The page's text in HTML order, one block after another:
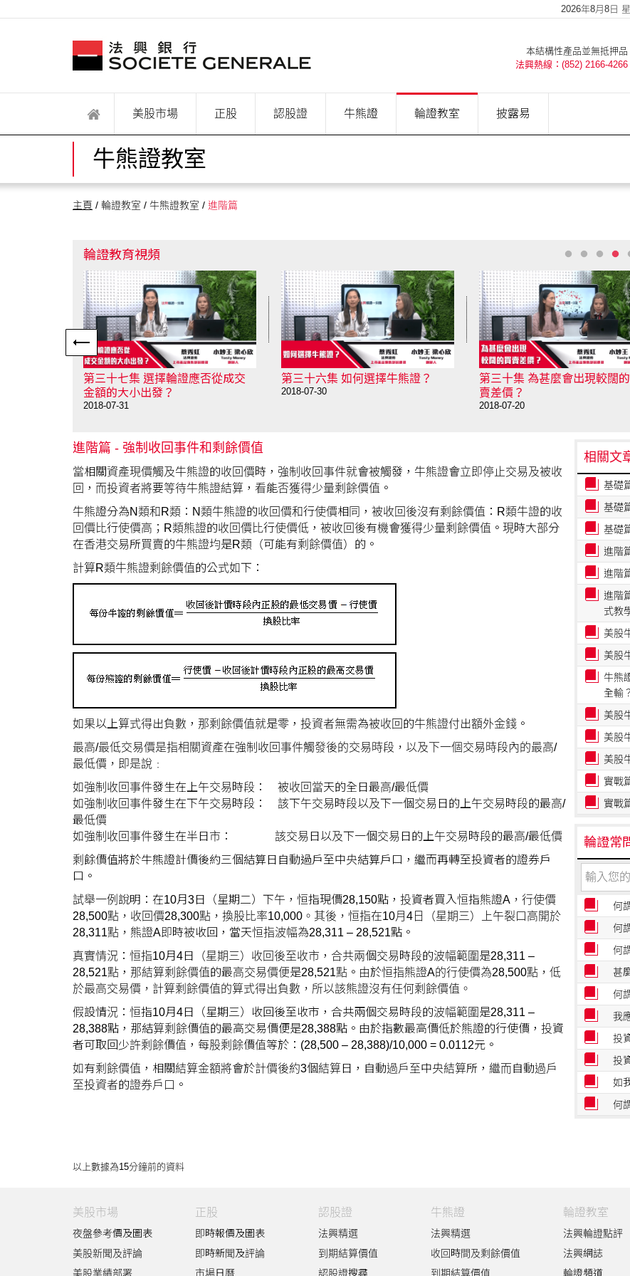
2026年8月8日
本結構性產品並無抵押品
法興熱線：(852) 2166-4266
美股市場 正股 認股證 牛熊證 輪證教室 披露易
牛熊證教室
主頁 / 輪證教室 / 牛熊證教室 / 進階篇
輪證教育視頻
第三十七集 選擇輪證應否從成交
金額的大小出發？
2018-07-31
第三十六集 如何選擇牛熊證？
2018-07-30
第三十集 為甚麼會出現較闊
賣差價？
2018-07-20
進階篇 - 強制收回事件和剩餘價值
當相關資產現價觸及牛熊證的收回價時，強制收回事件就會被觸發，牛熊證會立即停止交易及被收
回，而投資者將要等待牛熊證結算，看能否獲得少量剩餘價值。
牛熊證分為N類和R類：N類牛熊證的收回價和行使價相同，被收回後沒有剩餘價值：R類牛證的收
回價比行使價高；R類熊證的收回價比行使價低，被收回後有機會獲得少量剩餘價值。現時大部分
在香港交易所買賣的牛熊證均是R類（可能有剩餘價值）的。
計算R類牛熊證剩餘價值的公式如下：
如果以上算式得出負數，那剩餘價值就是零，投資者無需為被收回的牛熊證付出額外金錢。
最高/最低交易價是指相關資產在強制收回事件觸發後的交易時段，以及下一個交易時段內的最高/
最低價，即是說﹕
如強制收回事件發生在上午交易時段： 被收回當天的全日最高/最低價
如強制收回事件發生在下午交易時段： 該下午交易時段以及下一個交易日的上午交易時段的最高/
最低價
如強制收回事件發生在半日市： 該交易日以及下一個交易日的上午交易時段的最高/最低價
剩餘價值將於牛熊證計價後約三個結算日自動過戶至中央結算戶口，繼而再轉至投資者的證券戶
口。
試舉一例說明：在10月3日（星期二）下午，恒指現價28,150點，投資者買入恒指熊證A，行使價
28,500點，收回價28,300點，換股比率10,000。其後，恒指在10月4日（星期三）上午裂口高開於
28,311點，熊證A即時被收回，當天恒指波幅為28,311 – 28,521點。
真實情況：恒指10月4日（星期三）收回後至收市，合共兩個交易時段的波幅範圍是28,311 –
28,521點，那結算剩餘價值的最高交易價便是28,521點。由於恒指熊證A的行使價為28,500點，低
於最高交易價，計算剩餘價值的算式得出負數，所以該熊證沒有任何剩餘價值。
假設情況：恒指10月4日（星期三）收回後至收市，合共兩個交易時段的波幅範圍是28,311 –
28,388點，那結算剩餘價值的最高交易價便是28,388點。由於指數最高價低於熊證的行使價，投資
者可取回少許剩餘價值，每股剩餘價值等於：(28,500 – 28,388)/10,000 = 0.0112元。
如有剩餘價值，相關結算金額將會於計價後約3個結算日，自動過戶至中央結算所，繼而自動過戶
至投資者的證券戶口。
相關文
基礎
基礎
基礎
進階
進階
進階
式教
美股
美股
牛熊
全輸？
美股
美股
美股
實戰
實戰
輪證常
何
何
何
甚
何
我
投
投
如
何
牛
「
以上數據為15分鐘前的資料
美股市場
夜盤參考價及圖表
美股新聞及評論
美股業績部署
正股
即時報價及圖表
即時新聞及評論
市場日曆
認股證
法興精選
到期結算價值
認股證搜尋
牛熊證
法興精選
收回時間及剩餘價值
到期結算價值
輪證教室
法興輪證點評
法興網誌
輪證頻道